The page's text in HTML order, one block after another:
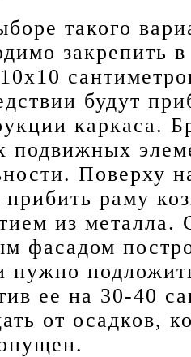
такого
закрепить
будут
каркаса.
подвижных
Поверху
раму
из металла.
фасадом
нужно
ее на 30-40
от осадков,